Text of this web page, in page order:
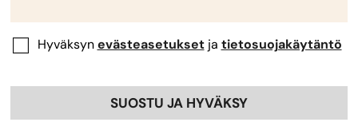
nauttiaksesi niistä kasvavien kasvien kompakteista
rakenteista ja maanläheisistä aromeista.
Lajittele
Hyväksynevästeasetuksetja tietosuojakäytäntö
SUOSTU JA HYVÄKSY